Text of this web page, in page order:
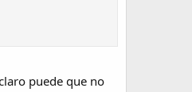
puede que no